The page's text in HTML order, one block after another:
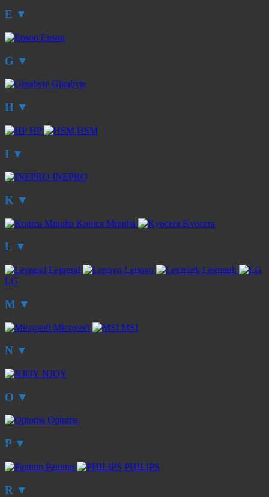
E ▼
Epson
G ▼
Gigabyte
H ▼
HP HSM
I ▼
INEPRO
K ▼
Konica Minolta Kyocera
L ▼
Legrand Lenovo
Lexmark
LG
M ▼
Microsoft MSI
N ▼
NJOY
O ▼
Optoma
P ▼
Pantum PHILIPS
R ▼